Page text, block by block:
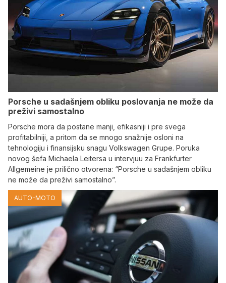
Porsche u sadašnjem obliku poslovanja ne može da
preživi samostalno
Porsche mora da postane manji, efikasniji i pre svega
profitabilniji, a pritom da se mnogo snažnije osloni na
tehnologiju i finansijsku snagu Volkswagen Grupe. Poruka
novog šefa Michaela Leitersa u intervjuu za Frankfurter
Allgemeine je prilično otvorena: “Porsche u sadašnjem obliku
ne može da preživi samostalno”.
AUTO-MOTO